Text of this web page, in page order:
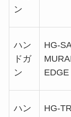
ン
ハン
ドガ
ン
HG-
EDGE
ハン
HG-